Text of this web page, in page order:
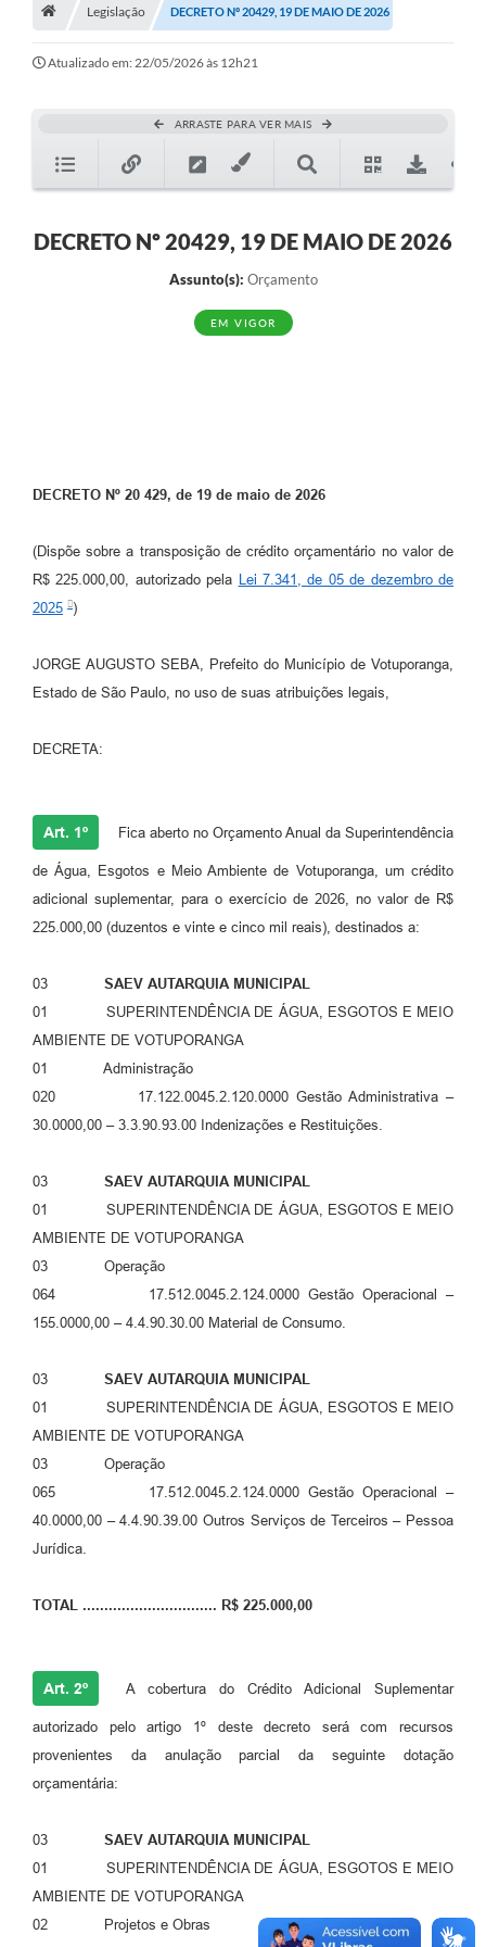
A História
Galeria de Fotos
Transparência
Audiências Públicas
Links
Agenda
Contato
Legislação DECRETO Nº 20429, 19 DE MAIO DE 2026
Atualizado em: 22/05/2026 às 12h21
ARRASTE PARA VER MAIS
DECRETO Nº 20429, 19 DE MAIO DE 2026
Assunto(s): Orçamento
EM VIGOR
DECRETO Nº 20 429, de 19 de maio de 2026
(Dispõe sobre a transposição de crédito orçamentário no valor de
R$ 225.000,00, autorizado pela Lei 7.341, de 05 de dezembro de
2025
)
JORGE AUGUSTO SEBA, Prefeito do Município de Votuporanga,
Estado de São Paulo, no uso de suas atribuições legais,
DECRETA:
Art. 1º Fica aberto no Orçamento Anual da Superintendência
de Água, Esgotos e Meio Ambiente de Votuporanga, um crédito
adicional suplementar, para o exercício de 2026, no valor de R$
225.000,00 (duzentos e vinte e cinco mil reais), destinados a:
03 SAEV AUTARQUIA MUNICIPAL
01 SUPERINTENDÊNCIA DE ÁGUA, ESGOTOS E MEIO
AMBIENTE DE VOTUPORANGA
01 Administração
020 17.122.0045.2.120.0000 Gestão Administrativa –
30.0000,00 – 3.3.90.93.00 Indenizações e Restituições.
03 SAEV AUTARQUIA MUNICIPAL
01 SUPERINTENDÊNCIA DE ÁGUA, ESGOTOS E MEIO
AMBIENTE DE VOTUPORANGA
03 Operação
064 17.512.0045.2.124.0000 Gestão Operacional –
155.0000,00 – 4.4.90.30.00 Material de Consumo.
03 SAEV AUTARQUIA MUNICIPAL
01 SUPERINTENDÊNCIA DE ÁGUA, ESGOTOS E MEIO
AMBIENTE DE VOTUPORANGA
03 Operação
065 17.512.0045.2.124.0000 Gestão Operacional –
40.0000,00 – 4.4.90.39.00 Outros Serviços de Terceiros – Pessoa
Jurídica.
TOTAL ............................... R$ 225.000,00
Art. 2º A cobertura do Crédito Adicional Suplementar
autorizado pelo artigo 1º deste decreto será com recursos
provenientes da anulação parcial da seguinte dotação
orçamentária:
03 SAEV AUTARQUIA MUNICIPAL
01 SUPERINTENDÊNCIA DE ÁGUA, ESGOTOS E MEIO
AMBIENTE DE VOTUPORANGA
02 Projetos e Obras